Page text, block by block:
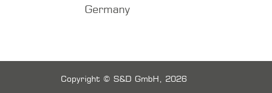
Germany
Copyright © S&D GmbH, 2026